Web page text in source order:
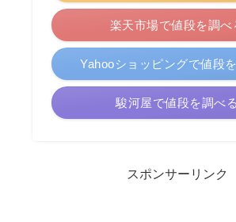
楽天市場で値段を調べ
Yahooショッピングで値段
駿河屋で値段を調べる
スポンサーリンク